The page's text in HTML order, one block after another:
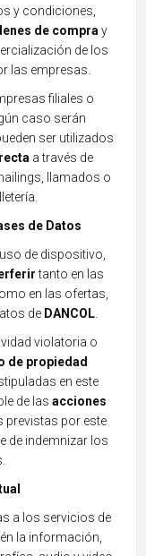
y condiciones,
de compra y
de los
las empresas.
filiales o
caso serán
ser utilizados
a través de
llamados o
de Datos
de dispositivo,
tanto en las
en las ofertas,
de DANCOL
violatoria o
de propiedad
en este
de las acciones
previstas por este
de indemnizar los
a los servicios de
la información,